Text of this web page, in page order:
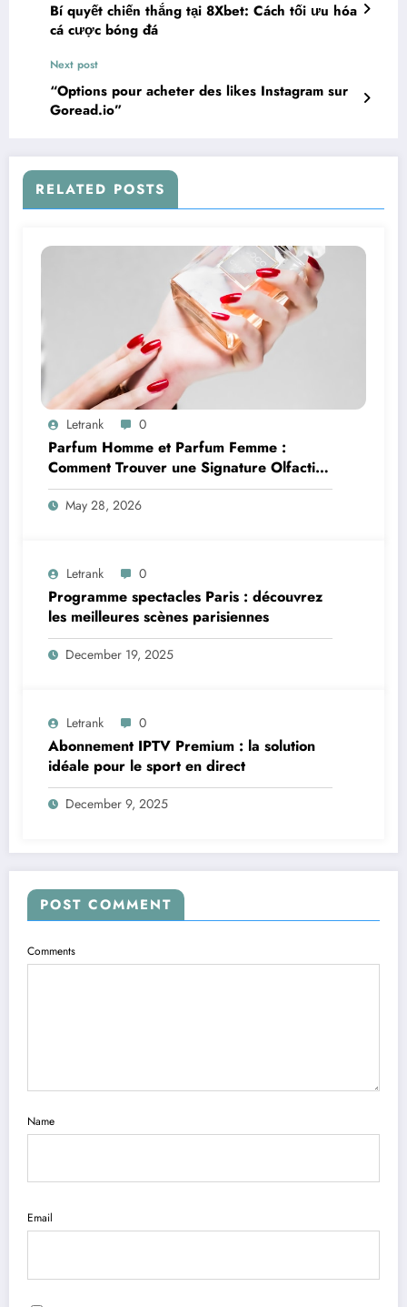
Bí quyết chiến thắng tại 8Xbet: Cách tối ưu hóa
cá cược bóng đá
Next post
“Options pour acheter des likes Instagram sur
Goread.io”
RELATED POSTS
Letrank 0
Parfum Homme et Parfum Femme :
Comment Trouver une Signature Olfactive
Unique
May 28, 2026
Letrank 0
Programme spectacles Paris : découvrez
les meilleures scènes parisiennes
December 19, 2025
Letrank 0
Abonnement IPTV Premium : la solution
idéale pour le sport en direct
December 9, 2025
POST COMMENT
Comments
Name
Email